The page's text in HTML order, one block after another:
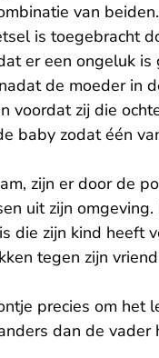
van
is toegebracht
er een ongeluk
de moeder in
voordat zij die
baby zodat één
zijn er door de
uit zijn
zijn kind heeft
tegen zijn
precies om het
dan de